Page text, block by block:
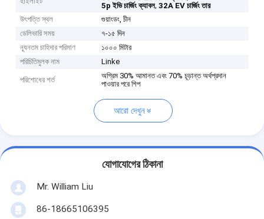
5p ইভি চার্জিং ক্যাবল,32A EV চার্জিং তার
উৎপত্তি স্থল
গুয়াংডং, চীন
ডেলিভারি সময়
৭-১৫ দিন
ন্যূনতম চাহিদার পরিমাণ
১০০০ মিটার
পরিচিতিমুলক নাম
Linke
পরিশোধের শর্ত
অগ্রিম 30% আমানত এবং 70% চূড়ান্ত অর্থপ্রদান
পাওয়ার পরে শিপ
আরো দেখুন
যোগাযোগের ঠিকানা
Mr. William Liu
86-18665106395